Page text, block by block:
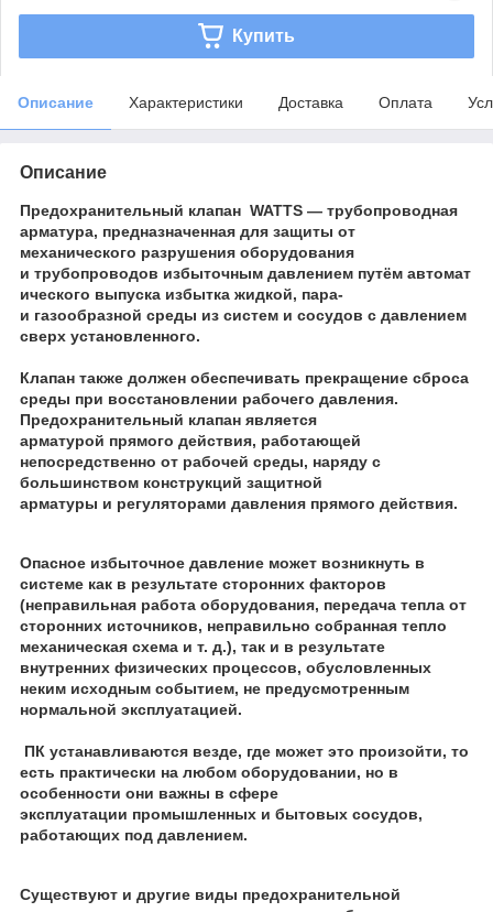
Купить
Описание Характеристики Доставка Оплата
Описание
Предохранительный клапан WATTS — трубопроводная
арматура, предназначенная для защиты от
механического разрушения оборудования
и трубопроводов избыточным давлением путём автомат
ического выпуска избытка жидкой, пара-
и газообразной среды из систем и сосудов с давлением
сверх установленного.
Клапан также должен обеспечивать прекращение сброса
среды при восстановлении рабочего давления.
Предохранительный клапан является
арматурой прямого действия, работающей
непосредственно от рабочей среды, наряду с
большинством конструкций защитной
арматуры и регуляторами давления прямого действия.
Опасное избыточное давление может возникнуть в
системе как в результате сторонних факторов
(неправильная работа оборудования, передача тепла от
сторонних источников, неправильно собранная тепло
механическая схема и т. д.), так и в результате
внутренних физических процессов, обусловленных
неким исходным событием, не предусмотренным
нормальной эксплуатацией.
ПК устанавливаются везде, где может это произойти, то
есть практически на любом оборудовании, но в
особенности они важны в сфере
эксплуатации промышленных и бытовых сосудов,
работающих под давлением.
Существуют и другие виды предохранительной